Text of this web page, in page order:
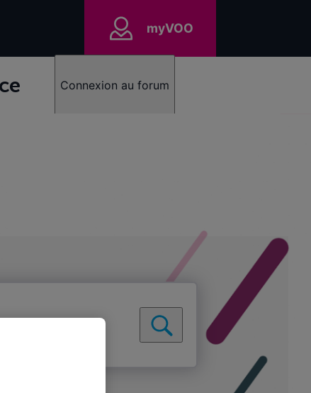
myVOO
Connexion au forum